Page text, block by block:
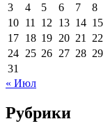
3
4 5 6 7 8
10 11 12 13 14 15
17 18 19 20 21 22
24 25 26 27 28 29
31
« Июл
Рубрики